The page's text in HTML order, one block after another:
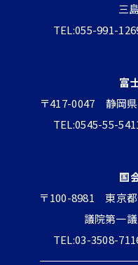
三
TEL:055-991-
富
〒417-0047 静岡
TEL:0545-55-
国
〒100-8981 東京
議院第一
TEL:03-3508-